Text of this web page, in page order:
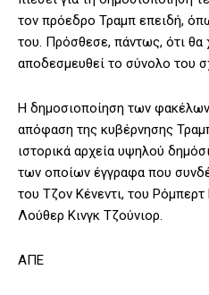
τον πρόεδρο Τραμπ επειδή,
του. Πρόσθεσε, πάντως, ότι θα
αποδεσμευθεί το σύνολο του
Η δημοσιοποίηση των φακέλων
απόφαση της κυβέρνησης
ιστορικά αρχεία υψηλού
των οποίων έγγραφα που
του Τζον Κένεντι, του Ρόμπερτ
Λούθερ Κινγκ Τζούνιορ.
ΑΠΕ